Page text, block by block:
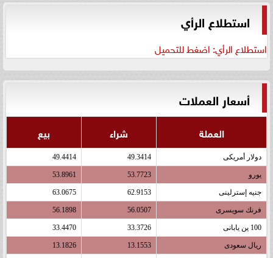
استطلاع الرأي
استطلاع الرأي: اضغط للتحميل
أسعار العملات
العملة شراء بيع
دولار أمريكى 49.3414
49.4414
يورو 53.7723
53.8961
جنيه إسترلينى 62.9153
63.0675
فرنك سويسرى 56.0507
56.1898
100 ين يابانى 33.3726
33.4470
ريال سعودى 13.1553
13.1826